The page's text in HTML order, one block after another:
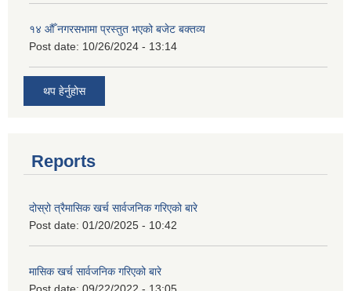
१४ औँ नगरसभामा प्रस्तुत भएको बजेट बक्तव्य
Post date: 10/26/2024 - 13:14
थप हेर्नुहोस
Reports
दोस्रो त्रैमासिक खर्च सार्वजनिक गरिएको बारे
Post date: 01/20/2025 - 10:42
मासिक खर्च सार्वजनिक गरिएको बारे